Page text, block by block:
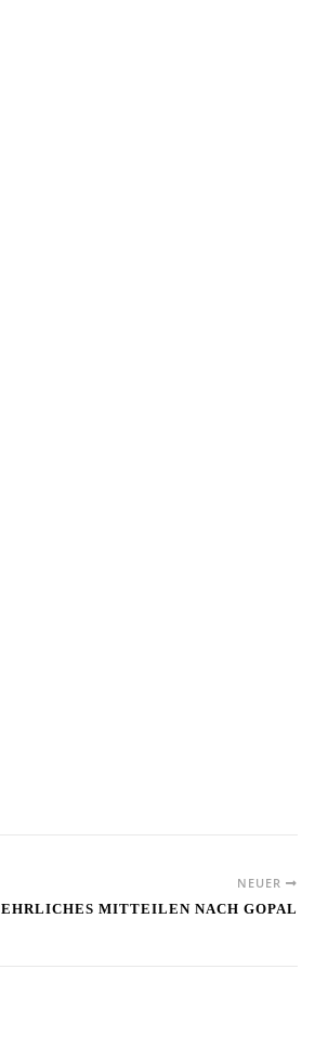
NEUER
EHRLICHES MITTEILEN NACH GOPAL